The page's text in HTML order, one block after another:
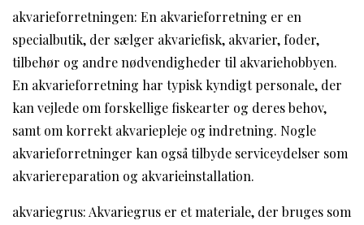
akvarieforretningen: En akvarieforretning er en
specialbutik, der sælger akvariefisk, akvarier, foder,
tilbehør og andre nødvendigheder til akvariehobbyen.
En akvarieforretning har typisk kyndigt personale, der
kan vejlede om forskellige fiskearter og deres behov,
samt om korrekt akvariepleje og indretning. Nogle
akvarieforretninger kan også tilbyde serviceydelser som
akvariereparation og akvarieinstallation.
akvariegrus: Akvariegrus er et materiale, der bruges som